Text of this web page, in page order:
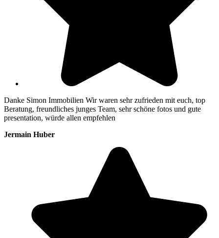
Danke Simon Immobilien Wir waren sehr zufrieden mit euch, top
Beratung, freundliches junges Team, sehr schöne fotos und gute
presentation, würde allen empfehlen
Jermain Huber